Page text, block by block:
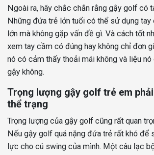
Ngoài ra, hãy chắc chắn rằng gậy golf có
Những đứa trẻ lớn tuổi có thể sử dụng
lớn mà không gặp vấn đề gì. Và cách tốt
xem tay cầm có đúng hay không chỉ đơn
nó có cảm thấy thoải mái không và liệu
gậy không.
Trọng lượng gậy golf trẻ em
thể trạng
Trọng lượng của gậy golf cũng rất quan
Nếu gậy golf quá nặng đứa trẻ rất khó để
lực cho cú swing của mình. Một câu lạc